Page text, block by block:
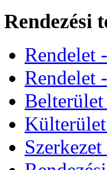
Rendezési
Rendelet
Rendelet